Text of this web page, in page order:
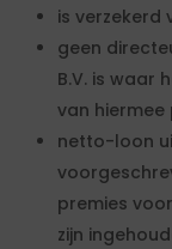
is verzekerd
geen
B.V. is waar
van
netto-loon
premies
zijn